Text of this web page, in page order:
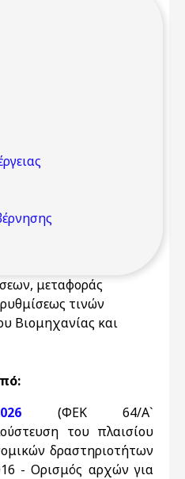
μεταφοράς
τινών
Βιομηχανίας και
(ΦΕΚ 64/Α`
του πλαισίου
δραστηριοτήτων
- Ορισμός αρχών για